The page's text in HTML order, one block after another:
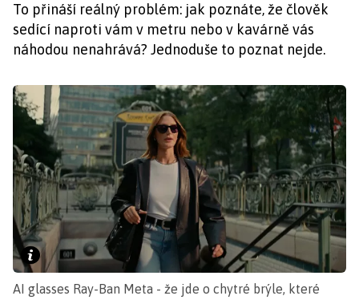
To přináší reálný problém: jak poznáte, že člověk
sedící naproti vám v metru nebo v kavárně vás
náhodou nenahrává? Jednoduše to poznat nejde.
AI glasses Ray-Ban Meta - že jde o chytré brýle, které